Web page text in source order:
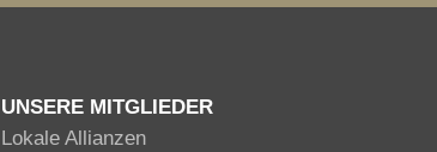
UNSERE MITGLIEDER
Lokale Allianzen